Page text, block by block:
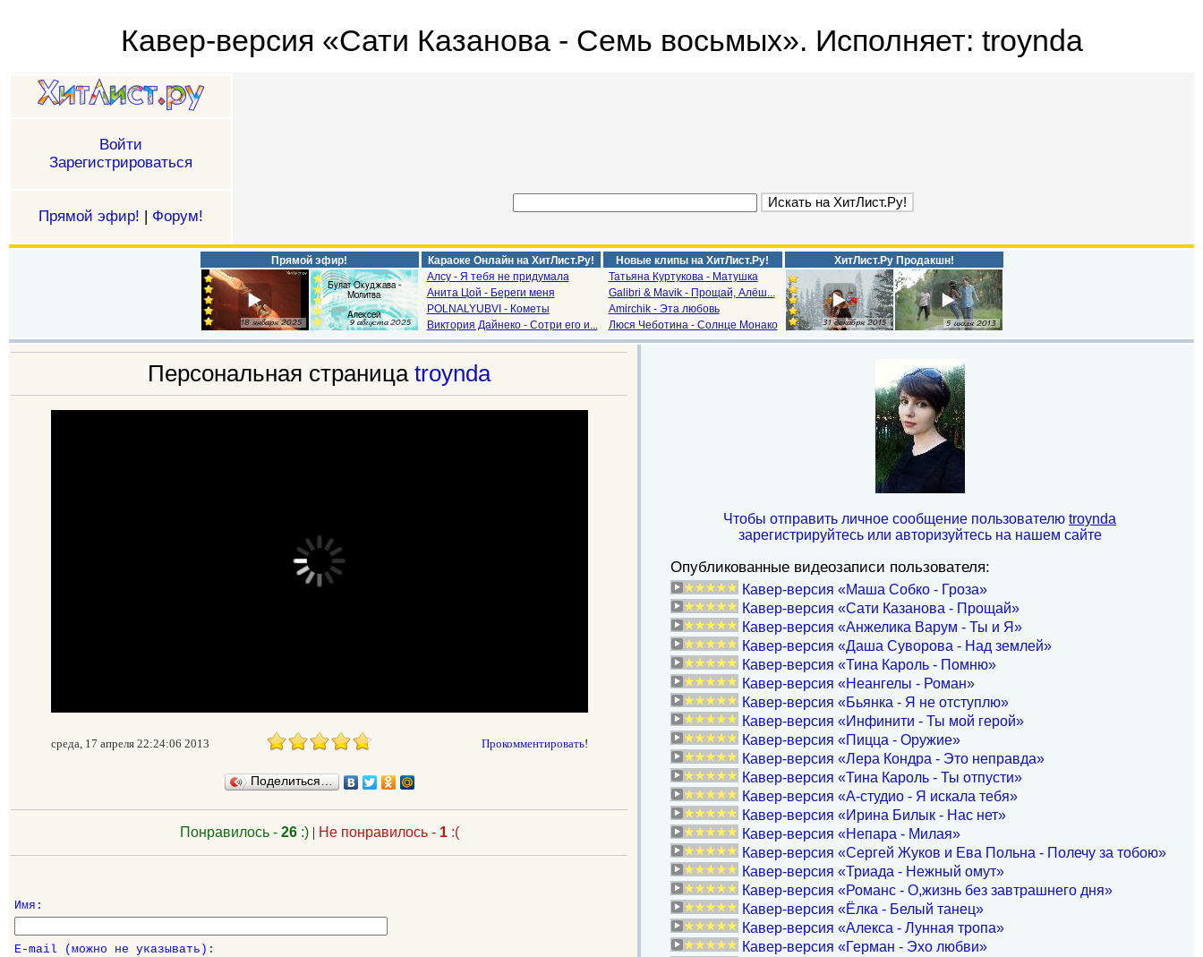
Кавер-версия «Сати Казанова - Семь восьмых». Исполняет: troynda
Войти
Зарегистрироваться
Прямой эфир! | Форум!
Прямой эфир!
Караоке Онлайн на ХитЛист.Ру!
Алсу - Я тебя не придумала
Анита Цой - Береги меня
POLNALYUBVI - Кометы
Виктория Дайнеко - Сотри его и...
Новые клипы на ХитЛист.Ру!
Татьяна Куртукова - Матушка
Galibri & Mavik - Прощай, Алёш...
Amirchik - Эта любовь
Люся Чеботина - Солнце Монако
ХитЛист.Ру Продакшн!
Персональная страницаtroynda
среда, 17 апреля 22:24:06 2013 Прокомментировать!
Поделиться…
Понравилось - 26:)| Не понравилось - 1:(
Имя:
E-mail (можно не указывать):
Чтобы отправить личное сообщение пользователюtroynda
зарегистрируйтесь или авторизуйтесь на нашем сайте
Опубликованные видеозаписи пользователя:
Кавер-версия «Маша Собко - Гроза»
Кавер-версия «Сати Казанова - Прощай»
Кавер-версия «Анжелика Варум - Ты и Я»
Кавер-версия «Даша Суворова - Над землей»
Кавер-версия «Тина Кароль - Помню»
Кавер-версия «Неангелы - Роман»
Кавер-версия «Бьянка - Я не отступлю»
Кавер-версия «Инфинити - Ты мой герой»
Кавер-версия «Пицца - Оружие»
Кавер-версия «Лера Кондра - Это неправда»
Кавер-версия «Тина Кароль - Ты отпусти»
Кавер-версия «А-студио - Я искала тебя»
Кавер-версия «Ирина Билык - Нас нет»
Кавер-версия «Непара - Милая»
Кавер-версия «Сергей Жуков и Ева Польна - Полечу за тобою»
Кавер-версия «Триада - Нежный омут»
Кавер-версия «Романс - О,жизнь без завтрашнего дня»
Кавер-версия «Ёлка - Белый танец»
Кавер-версия «Алекса - Лунная тропа»
Кавер-версия «Герман - Эхо любви»